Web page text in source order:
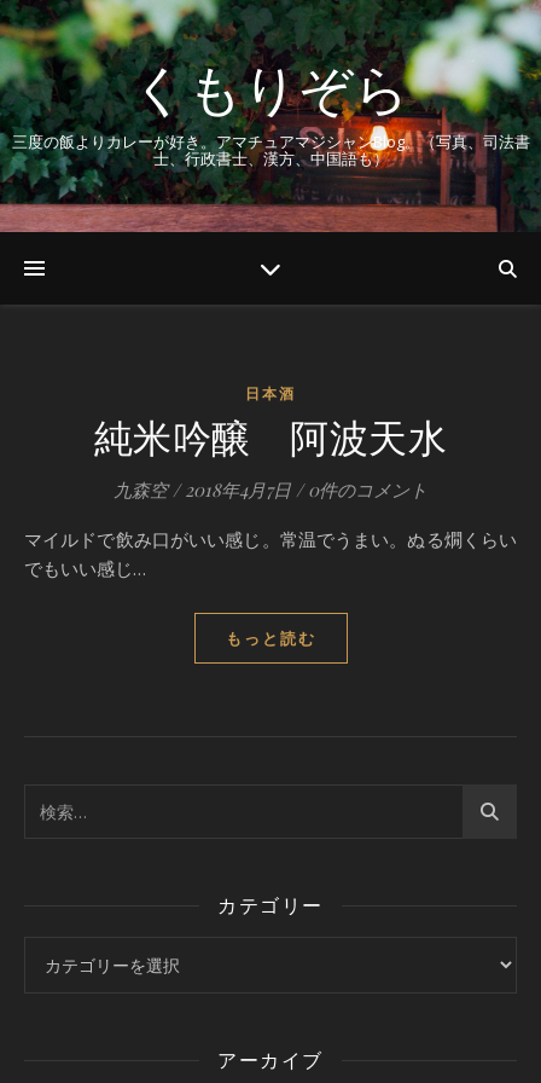
くもりぞら
三度の飯よりカレーが好き。アマチュアマジシャンBlog。（写真、司法書
士、行政書士、漢方、中国語も）
日本酒
純米吟醸 阿波天水
九森空 / 2018年4月7日 / 0件のコメント
マイルドで飲み口がいい感じ。常温でうまい。ぬる燗くらい
でもいい感じ…
もっと読む
カテゴリー
アーカイブ